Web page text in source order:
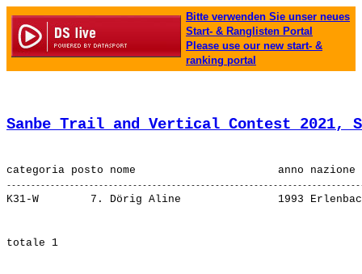
Bitte verwenden Sie unser neues
Start- & Ranglisten Portal
Please use our new start- &
ranking portal
Sanbe Trail and Vertical Contest 2021,
K31-W        7. Dörig Aline